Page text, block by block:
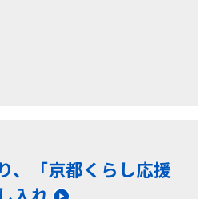
、「京都くらし応援